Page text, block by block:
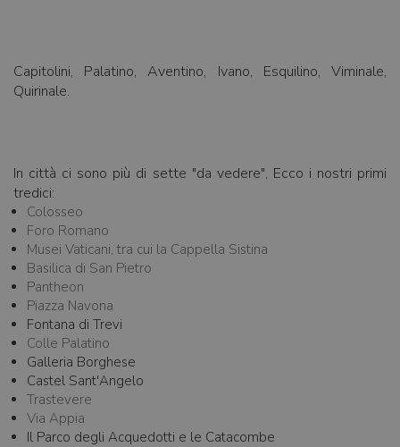
Capitolini, Palatino, Aventino, Ivano, Esquilino, Viminale,
Quirinale.
In città ci sono più di sette "da vedere", Ecco i nostri primi
tredici:
Colosseo
Foro Romano
Musei Vaticani, tra cui la Cappella Sistina
Basilica di San Pietro
Pantheon
Piazza Navona
Fontana di Trevi
Colle Palatino
Galleria Borghese
Castel Sant'Angelo
Trastevere
Via Appia
Il Parco degli Acquedotti e le Catacombe